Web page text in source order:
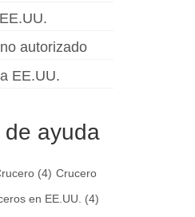
autorizado
EE.UU.
ayuda
(4) Crucero
en EE.UU. (4)